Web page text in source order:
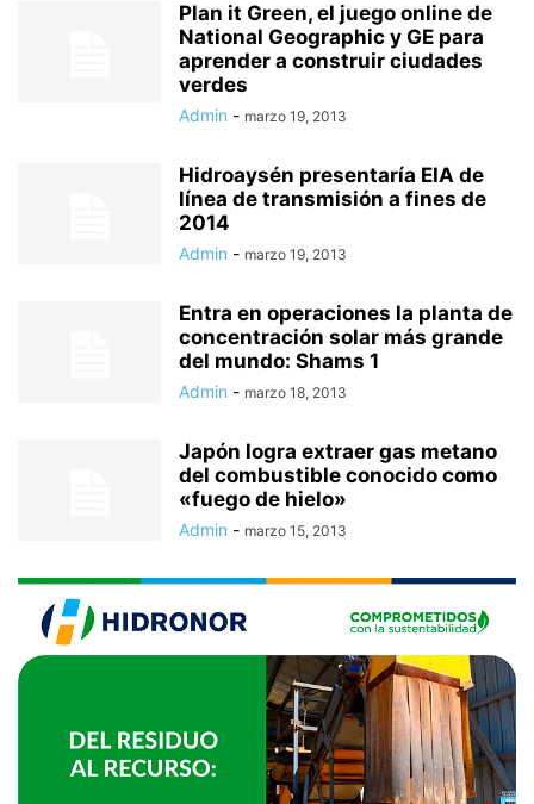
Plan it Green, el juego online de
National Geographic y GE para
aprender a construir ciudades
verdes
Admin - marzo 19, 2013
Hidroaysén presentaría EIA de
línea de transmisión a fines de
2014
Admin - marzo 19, 2013
Entra en operaciones la planta de
concentración solar más grande
del mundo: Shams 1
Admin - marzo 18, 2013
Japón logra extraer gas metano
del combustible conocido como
«fuego de hielo»
Admin - marzo 15, 2013